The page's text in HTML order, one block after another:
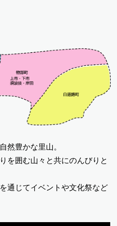
然豊かな里山。
を囲む山々と共にのんびりと
通じてイベントや文化祭など